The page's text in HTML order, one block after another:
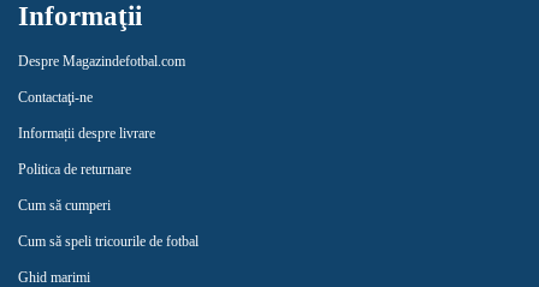
Informaţii
Despre Magazindefotbal.com
Contactaţi-ne
Informații despre livrare
Politica de returnare
Cum să cumperi
Cum să speli tricourile de fotbal
Ghid marimi